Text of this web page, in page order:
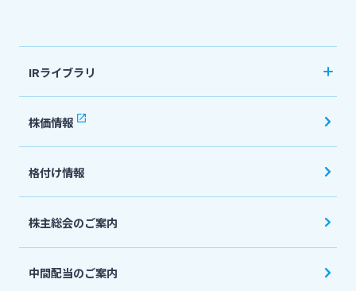
法人・個人事業主のお客さま
株主・投資家の皆さま
宮崎銀行について
ニュースリリース一覧
採用情報
IRライブラリ
決算短信
有価証券報告書・四半期報告書
IR関連ニュースリリース
会社説明会資料
投資家向け説明会資料
株価情報
格付け情報
株主総会のご案内
中間配当のご案内